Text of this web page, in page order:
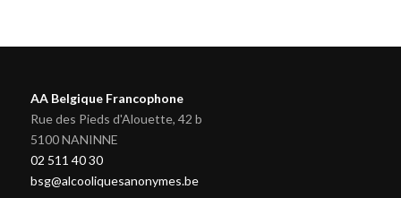
AA Belgique Francophone
Rue des Pieds d'Alouette, 42 b
5100 NANINNE
02 511 40 30
bsg@alcooliquesanonymes.be